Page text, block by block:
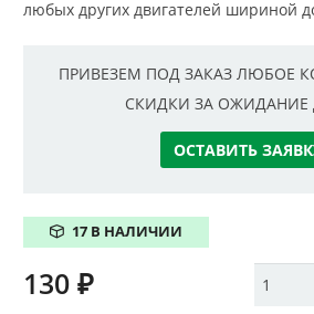
любых других двигателей шириной
ПРИВЕЗЕМ ПОД ЗАКАЗ ЛЮБОЕ
СКИДКИ ЗА ОЖИДАНИЕ
ОСТАВИТЬ
17 В НАЛИЧИИ
130 ₽